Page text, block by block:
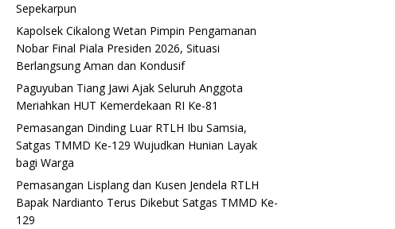
Sepekarpun
Kapolsek Cikalong Wetan Pimpin Pengamanan
Nobar Final Piala Presiden 2026, Situasi
Berlangsung Aman dan Kondusif
Paguyuban Tiang Jawi Ajak Seluruh Anggota
Meriahkan HUT Kemerdekaan RI Ke-81
Pemasangan Dinding Luar RTLH Ibu Samsia,
Satgas TMMD Ke-129 Wujudkan Hunian Layak
bagi Warga
Pemasangan Lisplang dan Kusen Jendela RTLH
Bapak Nardianto Terus Dikebut Satgas TMMD Ke-
129